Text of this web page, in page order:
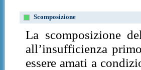
Scomposizione
La scomposizione
all’insufficienza
essere amati a